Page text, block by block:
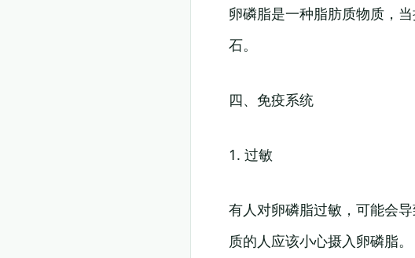
卵磷脂是一种脂肪质物质，
石。
四、免疫系统
1. 过敏
有人对卵磷脂过敏，可能会
质的人应该小心摄入卵磷脂。